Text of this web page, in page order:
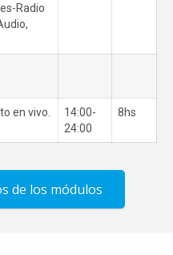
Radio
en vivo.
14:00-
24:00
8hs
de los módulos